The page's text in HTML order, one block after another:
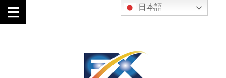
日本語